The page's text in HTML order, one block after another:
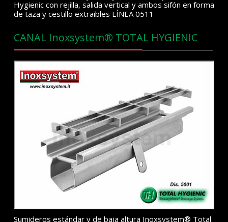
Hygienic con rejilla, salida vertical y ambos sifón en forma
de taza y cestillo extraibles LÍNEA 0511
CANAL Inoxsystem® TOTAL HYGIENIC
Sumideros estándar y de baja altura Inoxsystem® Total